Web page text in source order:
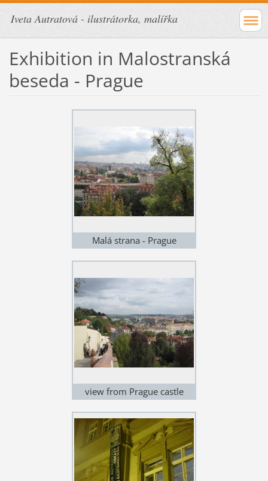
Iveta Autratová - ilustrátorka, malířka
Exhibition in Malostranská
beseda - Prague
Malá strana - Prague
view from Prague castle